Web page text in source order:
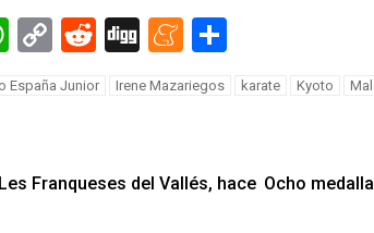
WhatsApp
Copy
Link
RedditDiggMeneame
España Junior Irene Mazariegos karate Kyoto
Franqueses del Vallés, hace Ocho